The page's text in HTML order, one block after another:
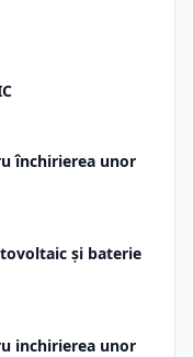
închirierea unor
și baterie
inchirierea unor